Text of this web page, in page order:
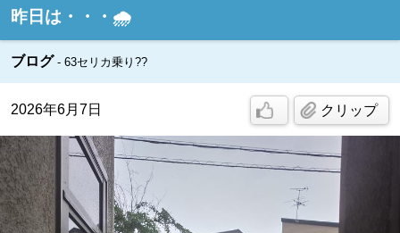
昨日は・・・🌧️
ブログ 63セリカ乗り??
2026年6月7日 クリップ